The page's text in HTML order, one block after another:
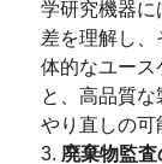
学研究機器に
差を理解し
体的なユース
と、高品質
やり直しの可
廃棄物監査